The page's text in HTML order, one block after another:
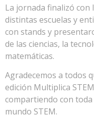
La jornada finalizó con
distintas escuelas y
con stands y
de las ciencias, la
matemáticas.
Agradecemos a todos
edición Multiplica
compartiendo con
mundo STEM.